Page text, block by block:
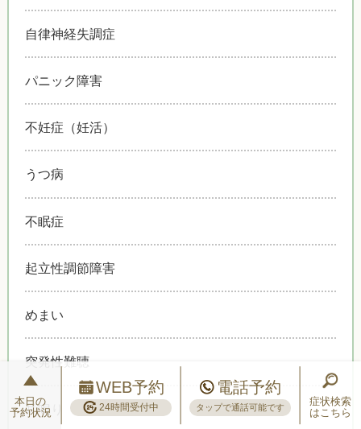
自律神経失調症
パニック障害
不妊症（妊活）
うつ病
不眠症
起立性調節障害
めまい
突発性難聴
耳鳴り
本日の
予約状況
WEB予約
24時間受付中
電話予約
タップで通話可能です
症状検索
はこちら